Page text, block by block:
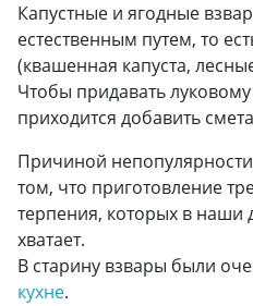
Капустные и ягодные
естественным путем, то
(квашенная капуста,
Чтобы придавать луковому
приходится добавить
Причиной непопулярности
том, что приготовление
терпения, которых в наши
хватает.
В старину взвары были
кухне.